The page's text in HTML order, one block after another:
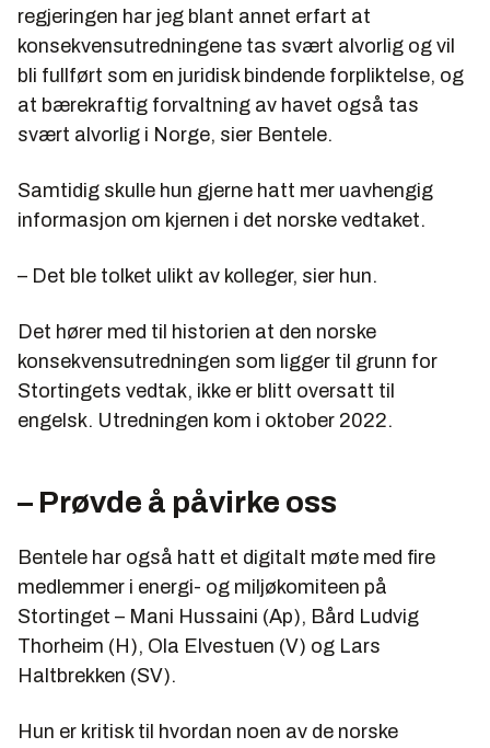
regjeringen har jeg blant annet erfart at
konsekvensutredningene tas svært alvorlig og vil
bli fullført som en juridisk bindende forpliktelse, og
at bærekraftig forvaltning av havet også tas
svært alvorlig i Norge, sier Bentele.
Samtidig skulle hun gjerne hatt mer uavhengig
informasjon om kjernen i det norske vedtaket.
– Det ble tolket ulikt av kolleger, sier hun.
Det hører med til historien at den norske
konsekvensutredningen som ligger til grunn for
Stortingets vedtak, ikke er blitt oversatt til
engelsk. Utredningen kom i oktober 2022.
– Prøvde å påvirke oss
Bentele har også hatt et digitalt møte med fire
medlemmer i energi- og miljøkomiteen på
Stortinget – Mani Hussaini (Ap), Bård Ludvig
Thorheim (H), Ola Elvestuen (V) og Lars
Haltbrekken (SV).
Hun er kritisk til hvordan noen av de norske